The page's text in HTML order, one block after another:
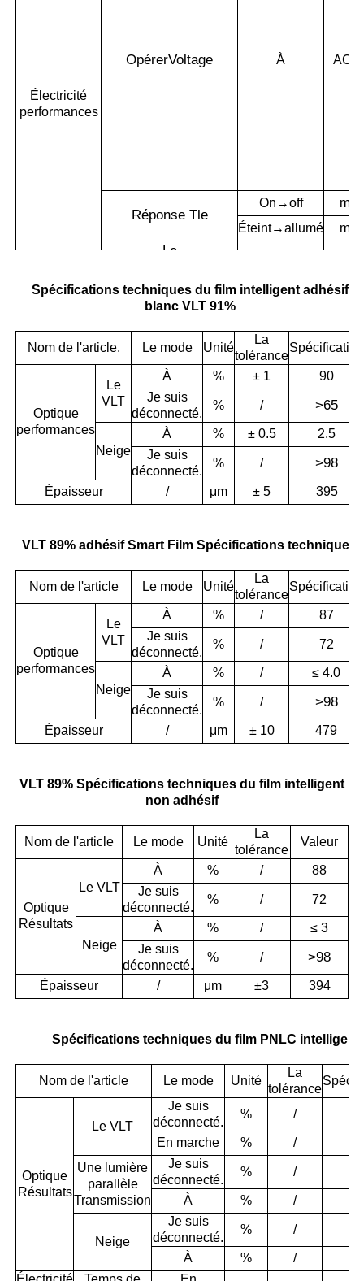
Électricité
performances
OpérerVoltage À AC/V
Réponse Tle
On→off
ms
Éteint→allumé
ms
Le
Chaleur
TD /
%
Rejet des rayons UV
marche/arrêt
%
Différence de couleur
E (réflexion)
Je suis
déconnecté.
Température de fonctionnement / °C
Température de stockage
Durée de vie À h
Spécifications techniques du film intelligent adhésif
blanc VLT 91%
Nom de l'article. Le mode Unité
La
tolérance
Spécification
Optique
performances
Le
VLT
À % ± 1
90
Je suis
déconnecté.
% / >65
Neige
À % ± 0.5
2.5
Je suis
déconnecté.
% / >98
Épaisseur / μm ± 5 395
VLT 89% adhésif Smart Film Spécifications techniques
Nom de l'article Le mode Unité
La
tolérance
Spécification
Optique
performances
Le
VLT
À % /
87
Je suis
déconnecté.
% / 72
Neige
À % /
≤ 4.0
Je suis
déconnecté.
% / >98
Épaisseur / μm ± 10 479
VLT 89% Spécifications techniques du film intelligent
non adhésif
Nom de l'article Le mode Unité
La
tolérance
Valeur
Optique
Résultats
Le VLT
À % /
88
Je suis
déconnecté.
% / 72
Neige
À % /
≤ 3
Je suis
déconnecté.
% / >98
Épaisseur / μm ±3 394
Spécifications techniques du film PNLC intelligent
Nom de l'article Le mode Unité
La
tolérance
Optique
Résultats
Le VLT
Je suis
déconnecté.
% /
En marche % /
Une lumière
parallèle
Transmission
Je suis
déconnecté.
% /
À % /
Neige
Je suis
déconnecté.
% /
À % /